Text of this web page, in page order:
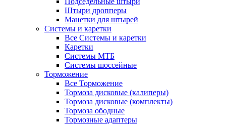
Штыри дропперы
Манетки для штырей
Системы и каретки
Все Системы и каретки
Каретки
Системы МТБ
Системы шоссейные
Торможение
Все Торможение
Тормоза дисковые (калиперы)
Тормоза дисковые (комплекты)
Тормоза ободные
Тормозные адаптеры